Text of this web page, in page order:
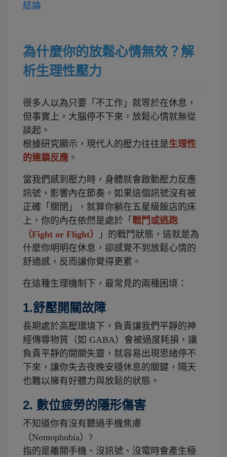
結論
為什麼你的放鬆心情無效？解
析生理性壓力
很多人以為只要「不工作」就等於在休息，
但事實上，大腦停不下來，放鬆心情就無從
談起。
根據研究顯示，現代人的壓力往往是生理性
的連鎖反應 。
當我們感到壓力時，身體就會啟動壓力反應
訊號，影響內在節奏。如果這個訊號沒有被
正確「關閉」，就算你躺在五星級飯店的床
上，你的內在依然是處於「 戰鬥或逃跑
（Fight or Flight）
」的戰鬥狀態，這就是為
什麼你明明在休息，卻感覺不到放鬆心情的
舒適感，反而讓你覺得更累。
在這種生理機制下，最常見的兩種困境：
1.舒壓開關故障
長期處於高壓環境下，負責讓我們平靜的神
經傳導物質（如 GABA）會被過度耗損，讓
負責平靜的開關失靈，就容易出現思緒停不
下來，讓你失去夜晚安穩休息的關鍵，隔天
也難以擁有好體力與放鬆的狀態。
2. 數位疲勞的隱形傷害
不知道你有沒有聽過手機焦慮
（Nomophobia）?
指的是離開手機、沒訊號、沒電時會產生極